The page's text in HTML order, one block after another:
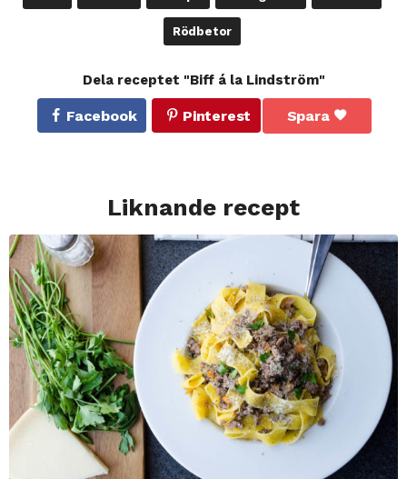
Rödbetor
Dela receptet "Biff á la Lindström"
Facebook Pinterest Spara
Liknande recept